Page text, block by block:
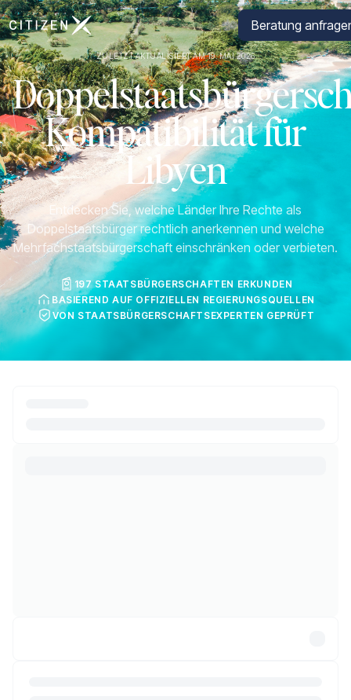
Zur Startseite von CitizenX Beratung
ZULETZT AKTUALISIERT AM 19. MAI 2026
Kompatibilität für
Libyen
Entdecken Sie, welche Länder Ihre Rechte als
Doppelstaatsbürger rechtlich anerkennen und welche
Mehrfachstaatsbürgerschaft einschränken oder verbieten.
197 STAATSBÜRGERSCHAFTEN ERKUNDEN
BASIEREND AUF OFFIZIELLEN REGIERUNGSQUELLEN
VON STAATSBÜRGERSCHAFTSEXPERTEN GEPRÜFT